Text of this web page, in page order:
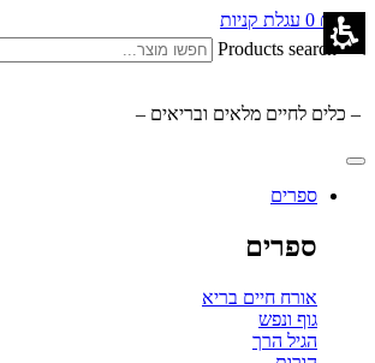
₪ 0.00
0 עגלת קניות
Products search
– כלים לחיים מלאים ובריאים –
ספרים
ספרים
אורח חיים בריא
גוף ונפש
הגיל הרך